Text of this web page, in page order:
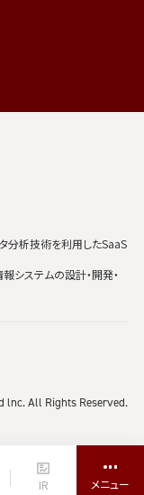
IR
分析技術を利用したSaaS
システムの設計・開発・
All Rights Reserved.